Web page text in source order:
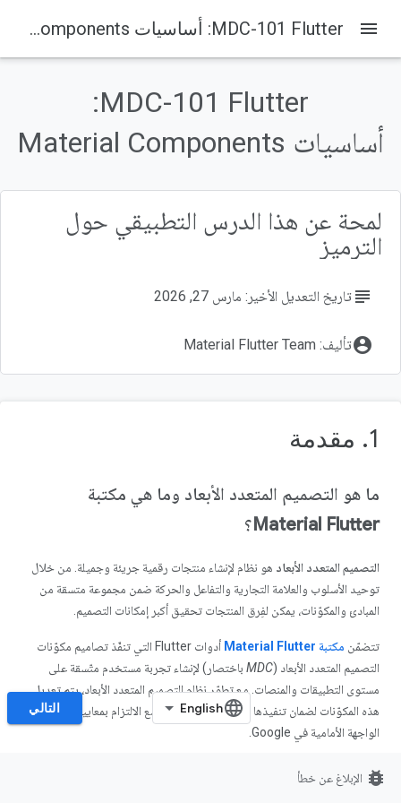
على هذه الصفحة
ما هو التصميم المتعدد الأبعاد وما هي مكتبة Material Flutter؟
2. إعداد بيئة تطوير Flutter
menu ‫MDC-101 Flutter: أساسيات Material Components
‫MDC-101 Flutter:
أساسيات Material Components
لمحة عن هذا الدرس التطبيقي حول
الترميز
subject تاريخ التعديل الأخير: مارس 27, 2026
account_circleتأليف: Material Flutter Team
1. مقدمة
ما هو التصميم المتعدد الأبعاد وما هي مكتبة
Material Flutter؟
‫التصميم المتعدد الأبعاد هو نظام لإنشاء منتجات رقمية جريئة وجميلة. من خلال
توحيد الأسلوب والعلامة التجارية والتفاعل والحركة ضمن مجموعة متسقة من
المبادئ والمكوّنات، يمكن لفِرق المنتجات تحقيق أكبر إمكانات التصميم.
تتضمّن مكتبة Material Flutter
أدوات Flutter التي تنفّذ تصاميم مكوّنات
التصميم المتعدد الأبعاد (MDC باختصار) لإنشاء تجربة مستخدم متّسقة على
مستوى التطبيقات والمنصات. مع تطوّر نظام التصميم المتعدد الأبعاد، يتم تعديل
هذه المكوّنات لضمان تنفيذها بشكلٍ متّسق ودقيق، مع الالتزام بمعايير تطوير
الواجهة الأمامية في Google.
في هذا الدرس التطبيقي حول الترميز، ستنشئ صفحة تسجيل دخول باستخدام
العديد من مكوّنات Material Flutter.
التالي
bug_report الإبلاغ عن خطأ